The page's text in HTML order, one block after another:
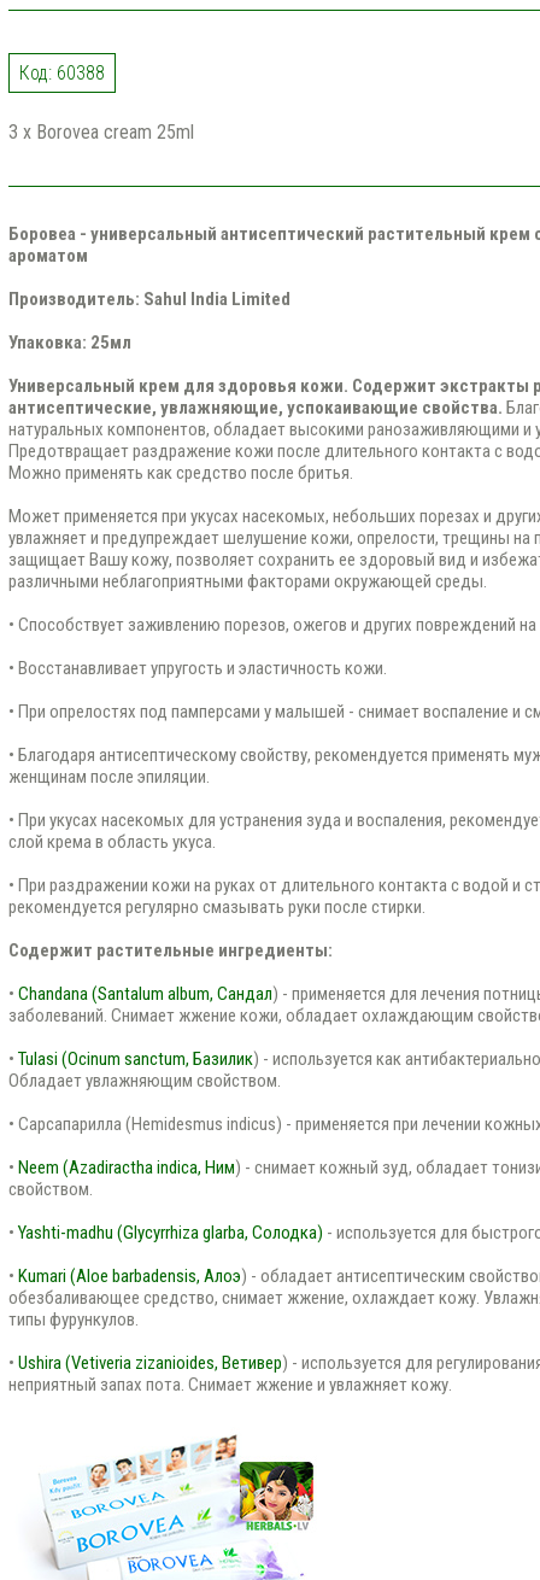
Код: 60388
3 x Borovea cream 25ml
Боровеа - универсальный антисептический растительный
ароматом
Производитель: Sahul India Limited
Упаковка: 25мл
Универсальный крем для здоровья кожи. Содержит экстракты
антисептические, увлажняющие, успокаивающие свойства.
натуральных компонентов, обладает высокими ранозаживляющими
Предотвращает раздражение кожи после длительного контакта с
Можно применять как средство после бритья.
Может применяется при укусах насекомых, небольших порезах и
увлажняет и предупреждает шелушение кожи, опрелости, трещины на
защищает Вашу кожу, позволяет сохранить ее здоровый вид и
различными неблагоприятными факторами окружающей среды.
• Способствует заживлению порезов, ожегов и других повреждений
• Восстанавливает упругость и эластичность кожи.
• При опрелостях под памперсами у малышей - снимает воспаление и
• Благодаря антисептическому свойству, рекомендуется применять
женщинам после эпиляции.
• При укусах насекомых для устранения зуда и воспаления,
слой крема в область укуса.
• При раздражении кожи на руках от длительного контакта с водой и
рекомендуется регулярно смазывать руки после стирки.
Содержит растительные ингредиенты:
• Chandana (Santalum album, Сандал) - применяется для лечения
заболеваний. Снимает жжение кожи, обладает охлаждающим
• Tulasi (Ocinum sanctum, Базилик) - используется как
Обладает увлажняющим свойством.
• Сарсапарилла (Hemidesmus indicus) - применяется при лечении
• Neem (Azadiractha indica, Ним) - снимает кожный зуд, обладает
свойством.
• Yashti-madhu (Glycyrrhiza glarba, Солодка) - используется для
• Kumari (Aloe barbadensis, Алоэ) - обладает антисептическим
обезбаливающее средство, снимает жжение, охлаждает кожу.
типы фурункулов.
• Ushira (Vetiveria zizanioides, Ветивер) - используется для
неприятный запах пота. Снимает жжение и увлажняет кожу.